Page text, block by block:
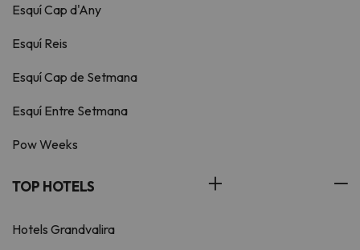
Esquí Cap d'Any
Esquí Reis
Esquí Cap de Setmana
Esquí Entre Setmana
Pow Weeks
TOP HOTELS
Hotels Grandvalira